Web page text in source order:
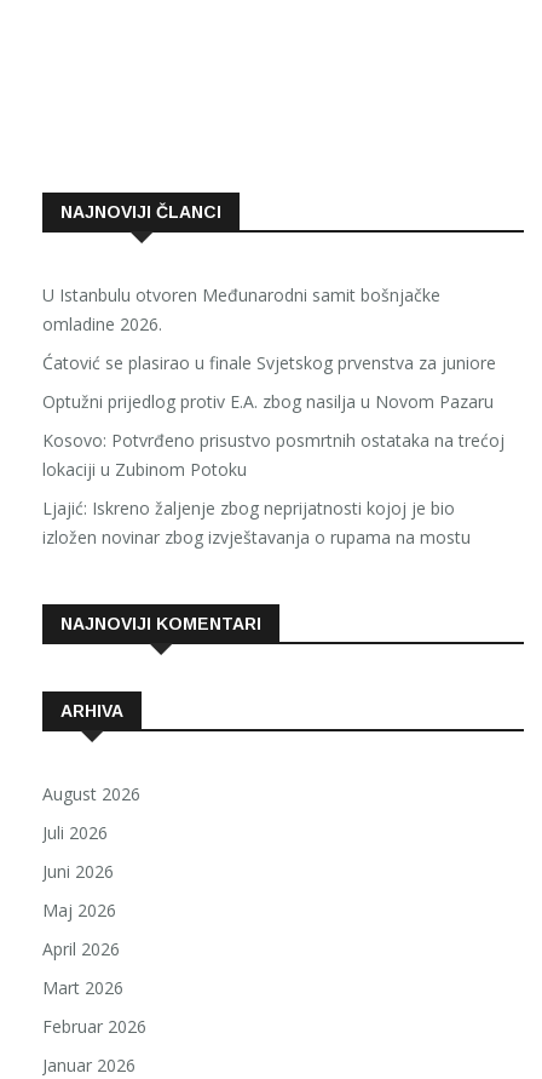
NAJNOVIJI ČLANCI
U Istanbulu otvoren Međunarodni samit bošnjačke
omladine 2026.
Ćatović se plasirao u finale Svjetskog prvenstva za juniore
Optužni prijedlog protiv E.A. zbog nasilja u Novom Pazaru
Kosovo: Potvrđeno prisustvo posmrtnih ostataka na trećoj
lokaciji u Zubinom Potoku
Ljajić: Iskreno žaljenje zbog neprijatnosti kojoj je bio
izložen novinar zbog izvještavanja o rupama na mostu
NAJNOVIJI KOMENTARI
ARHIVA
August 2026
Juli 2026
Juni 2026
Maj 2026
April 2026
Mart 2026
Februar 2026
Januar 2026